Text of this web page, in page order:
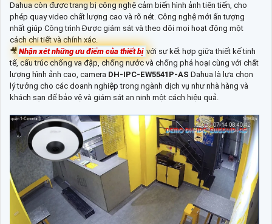
Dahua còn được trang bị công nghệ cảm biến hình ảnh tiên tiến, cho
phép quay video chất lượng cao và rõ nét. Công nghệ mới ấn tượng
nhất giúp Công trình Được giám sát và theo dõi mọi hoạt động một
cách chi tiết và chính xác.
🎥 Nhận xét những ưu điểm của thiết bị với sự kết hợp giữa thiết kế tinh
tế, cấu trúc chống va đập, chống nước và chống phá hoại cùng với chất
lượng hình ảnh cao, camera DH-IPC-EW5541P-AS Dahua là lựa chọn
lý tưởng cho các doanh nghiệp trong ngành dịch vụ như nhà hàng và
khách sạn để bảo vệ và giám sát an ninh một cách hiệu quả.